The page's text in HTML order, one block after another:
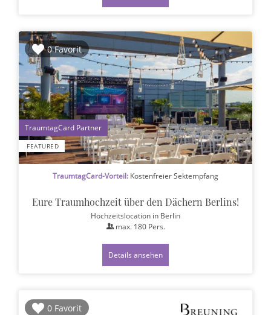
0 Favorit
FEATURED
1
TraumtagCard-Vorteil: Kostenfreier Sektempfang
Eure Traumhochzeit über den Dächern Berlins!
Hochzeitslocation in Berlin
max. 180Pers.
Details ansehen
0 Favorit